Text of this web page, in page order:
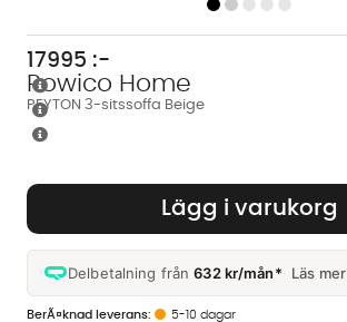
PEYTON 3-sitssoffa Beige
Rowico Home
17995 :-
Lägg i varukorg
Delbetalning från632 kr/mån* Läs mer
5-10 dagar